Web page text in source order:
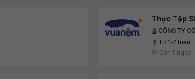
Thực Tập
CÔNG TY
Từ 1-2 triệu
Còn 5 ngày